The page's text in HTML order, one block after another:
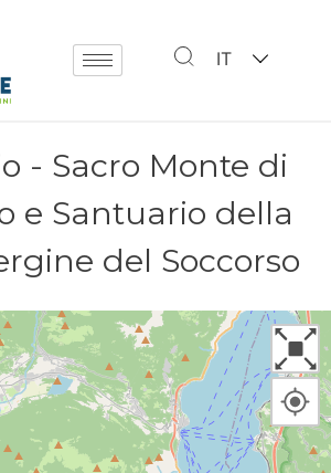
IT
- Sacro Monte di
e Santuario della
del Soccorso